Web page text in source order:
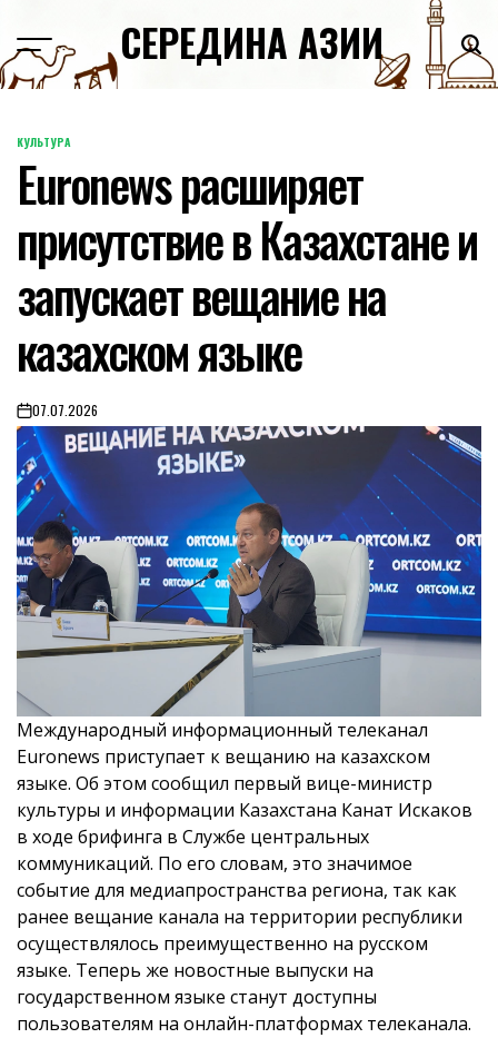
content
СЕРЕДИНА АЗИИ
POSTED
IN
КУЛЬТУРА
Euronews расширяет
присутствие в Казахстане и
запускает вещание на
казахском языке
on07.07.2026
Международный информационный телеканал
Euronews приступает к вещанию на казахском
языке. Об этом сообщил первый вице-министр
культуры и информации Казахстана Канат Искаков
в ходе брифинга в Службе центральных
коммуникаций. По его словам, это значимое
событие для медиапространства региона, так как
ранее вещание канала на территории республики
осуществлялось преимущественно на русском
языке. Теперь же новостные выпуски на
государственном языке станут доступны
пользователям на онлайн-платформах телеканала.